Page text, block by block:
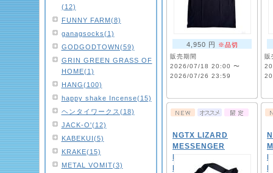
(12)
FUNNY FARM(8)
ganagsocks(1)
GODGODTOWN(59)
GRIN GREEN GRASS OF
HOME(1)
HANG(100)
happy shake Incense(15)
ヘンタイワークス(18)
JACK-O'(12)
KABEKUI(5)
KRAKE(15)
METAL VOMIT(3)
4,950 円
※品切
販売期間
2026/07/18 20:00 〜
2026/07/26 23:59
販
NGTX LIZARD
MESSENGER
BLACK/WHITE